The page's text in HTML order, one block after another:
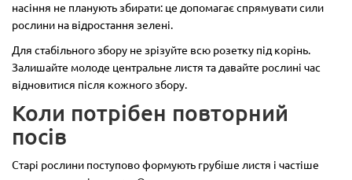
насіння не планують збирати: це допомагає спрямувати сили
рослини на відростання зелені.
Для стабільного збору не зрізуйте всю розетку під корінь.
Залишайте молоде центральне листя та давайте рослині час
відновитися після кожного збору.
Коли потрібен повторний
посів
Старі рослини поступово формують грубіше листя і частіше